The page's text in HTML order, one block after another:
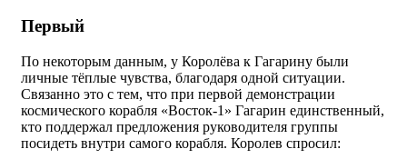
Первый
По некоторым данным, у Королёва к Гагарину были
личные тёплые чувства, благодаря одной ситуации.
Связанно это с тем, что при первой демонстрации
космического корабля «Восток-1» Гагарин единственный,
кто поддержал предложения руководителя группы
посидеть внутри самого корабля. Королев спросил: